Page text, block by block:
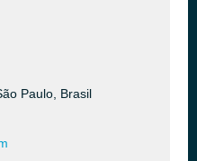
Paulo, Brasil